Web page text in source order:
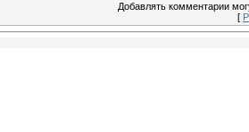
Добавлять комментарии
[